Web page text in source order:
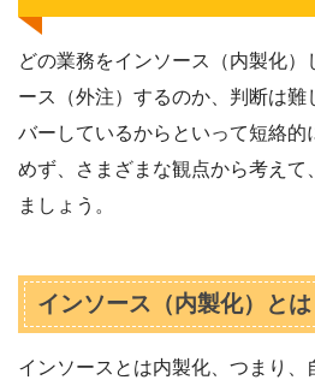
どの業務をインソース（内製化）
ース（外注）するのか、判断は難
バーしているからといって短絡的
めず、さまざまな観点から考えて
ましょう。
インソース（内製化）とは
インソースとは内製化、つまり、